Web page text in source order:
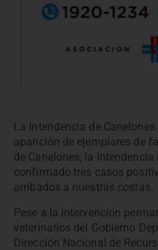
La Intendencia de
aparición de ejemplares de
de Canelones, la
confirmado tres casos
arribados a nuestras costas.
Pese a la intervención
veterinarios del Gobierno
Dirección Nacional de